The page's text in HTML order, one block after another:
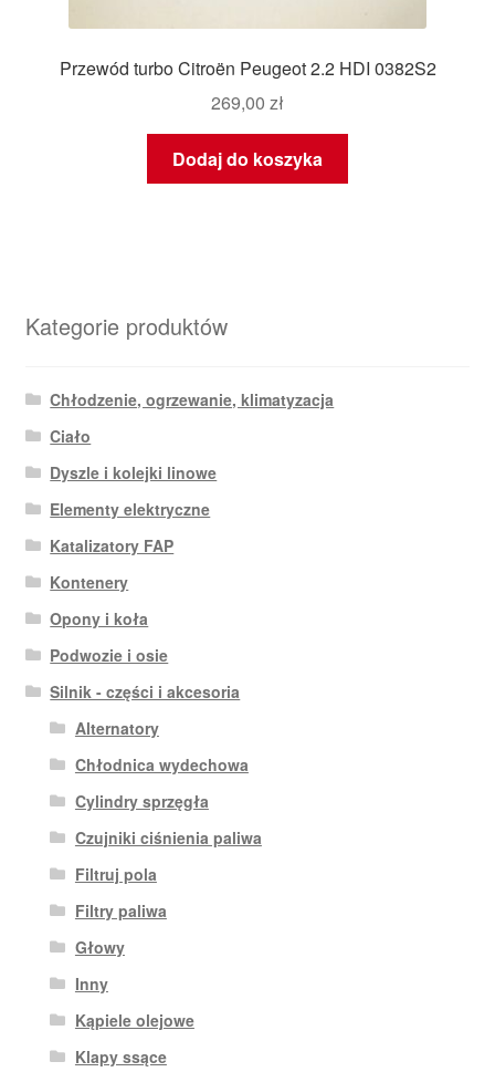
Przewód turbo Citroën Peugeot 2.2 HDI 0382S2
269,00 zł
Dodaj do koszyka
Kategorie produktów
Chłodzenie, ogrzewanie, klimatyzacja
Ciało
Dyszle i kolejki linowe
Elementy elektryczne
Katalizatory FAP
Kontenery
Opony i koła
Podwozie i osie
Silnik - części i akcesoria
Alternatory
Chłodnica wydechowa
Cylindry sprzęgła
Czujniki ciśnienia paliwa
Filtruj pola
Filtry paliwa
Głowy
Inny
Kąpiele olejowe
Klapy ssące